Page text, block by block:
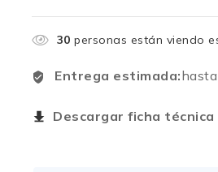
30 personas están viendo
Entrega estimada:
Descargar ficha técnica